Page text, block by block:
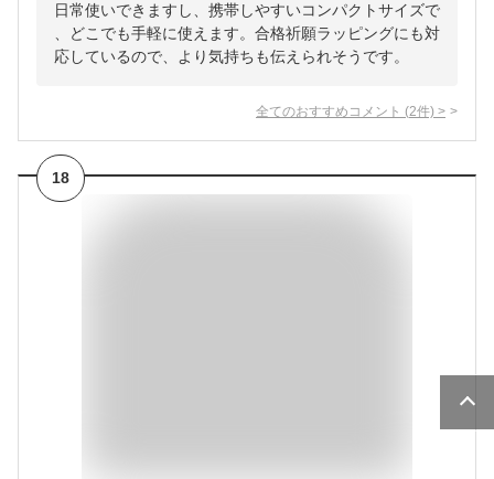
日常使いできますし、携帯しやすいコンパクトサイズで
、どこでも手軽に使えます。合格祈願ラッピングにも対
応しているので、より気持ちも伝えられそうです。
全てのおすすめコメント (2件) >
18